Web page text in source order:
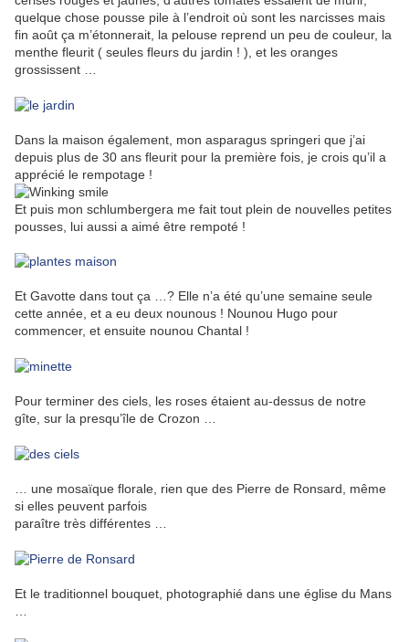
quelque chose pousse pile à l’endroit où sont les narcisses mais
fin août ça m’étonnerait, la pelouse reprend un peu de couleur, la
menthe fleurit ( seules fleurs du jardin ! ), et les oranges
grossissent …
Dans la maison également, mon asparagus springeri que j’ai
depuis plus de 30 ans fleurit pour la première fois, je crois qu’il a
apprécié le rempotage !
Et puis mon schlumbergera me fait tout plein de nouvelles petites
pousses, lui aussi a aimé être rempoté !
Et Gavotte dans tout ça …? Elle n’a été qu’une semaine seule
cette année, et a eu deux nounous ! Nounou Hugo pour
commencer, et ensuite nounou Chantal !
Pour terminer des ciels, les roses étaient au-dessus de notre
gîte, sur la presqu’île de Crozon …
… une mosaïque florale, rien que des Pierre de Ronsard, même
si elles peuvent parfois
paraître très différentes …
Et le traditionnel bouquet, photographié dans une église du Mans